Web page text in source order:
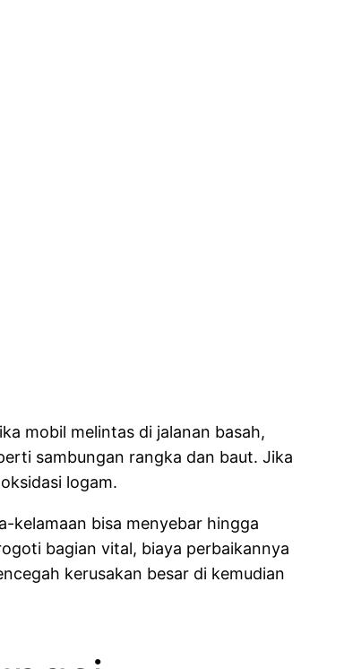
mobil melintas di jalanan basah,
sambungan rangka dan baut. Jika
logam.
kelamaan bisa menyebar hingga
bagian vital, biaya perbaikannya
kerusakan besar di kemudian